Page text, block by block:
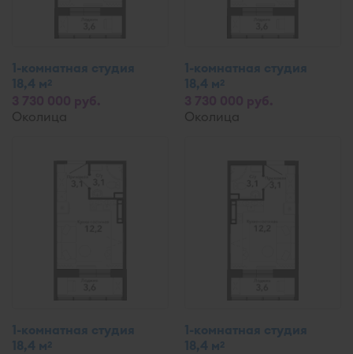
1-комнатная студия
18,4 м2
Околица
1-комнатная студия
18,4 м2
Околица
1-комнатная студия
18,4 м2
1-комнатная студия
18,4 м2